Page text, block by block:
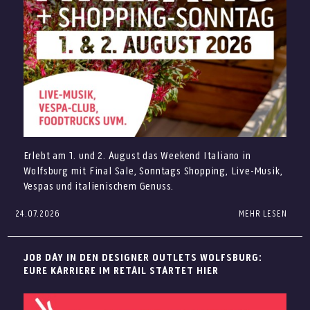
Pflegeprodukten für sonnige Tage findet Ihr in den
schöner macht. Entdeckt Bademode und Sommer-
24.07.2026
Erlebt am 1. und 2. August das Weekend Italiano in
Wolfsburg mit Final Sale, Sonntags Shopping, Live-Musik,
Vespas und italienischem Genuss.
Italienisches Lebensgefühl trifft auf attraktive
Euch auf Musik, Vespas, sommerliche Drinks und den
Das Programm beim Weekend Italiano
MEHR LESEN
JOB DAY IN DEN DESIGNER OUTLETS WOLFSBURG:
EURE KARRIERE IM RETAIL STARTET HIER